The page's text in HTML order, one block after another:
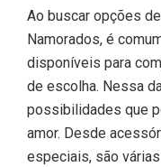
Ao buscar opções
Namorados, é
disponíveis para
de escolha. Nessa
possibilidades que
amor. Desde
especiais, são